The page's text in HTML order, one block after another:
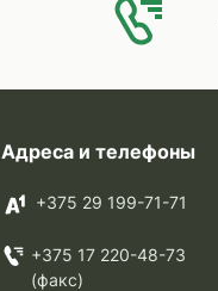
Адреса и телефоны
+375 29 199-71-71
+375 17 220-48-73
(факс)